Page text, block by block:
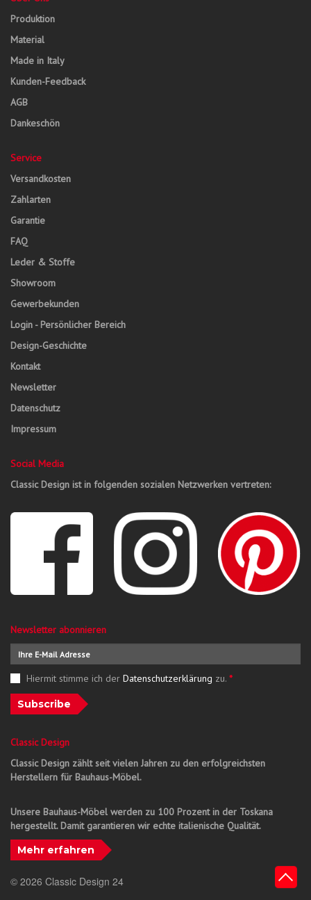
Produktion
Material
Made in Italy
Kunden-Feedback
AGB
Dankeschön
Service
Versandkosten
Zahlarten
Garantie
FAQ
Leder & Stoffe
Showroom
Gewerbekunden
Login - Persönlicher Bereich
Design-Geschichte
Kontakt
Newsletter
Datenschutz
Impressum
Social Media
Classic Design ist in folgenden sozialen Netzwerken vertreten:
Newsletter abonnieren
Hiermit stimme ich der Datenschutzerklärung zu. *
Subscribe
Classic Design
Classic Design zählt seit vielen Jahren zu den erfolgreichsten
Herstellern für Bauhaus-Möbel.
Unsere Bauhaus-Möbel werden zu 100 Prozent in der Toskana
hergestellt. Damit garantieren wir echte italienische Qualität.
Mehr erfahren
© 2026 Classic Design 24